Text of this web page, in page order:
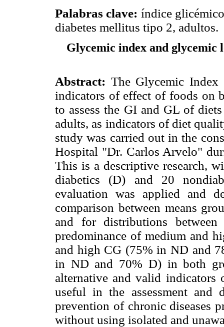
Palabras clave: índice
diabetes mellitus tipo 2, adultos.
Glycemic index and glycemic
Abstract: The Glycemic
indicators of effect of foods on
to assess the GI and GL of
adults, as indicators of diet
study was carried out in the
Hospital "Dr. Carlos Arvelo"
This is a descriptive research,
diabetics (D) and 20
evaluation was applied and
comparison between means
and for distributions
predominance of medium and
and high CG (75% in ND and
in ND and 70% D) in both
alternative and valid
useful in the assessment and
prevention of chronic diseases
without using isolated and